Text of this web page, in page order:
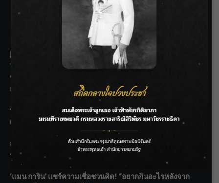
SIAMRATH VARIETY
THE BEST ENTERTAINMENT
Recent Posts
ชลประทานเชียงใหม่เร่งพร่องน้ำแม่น้ำปิง รับมวลน้ำเหนือ ย้ำ
ยังไม่ล้นตลิ่ง
ฟาดลุคใหม่! “แบม พิชญานิน” แดนซ์สับทุกจังหวะ ชวนแฟนๆ
แกะท่า #นอกจอนอกใจ
กรมชลฯ รับฟังประชาชน ติดตามแก้ปัญหาโครงการประตู
ระบายน้ำศรีสองรักฯ
‘แมน การิน’ แชร์ความเชื่อชวนคิด! “อยากกินอะไรหลังจาก